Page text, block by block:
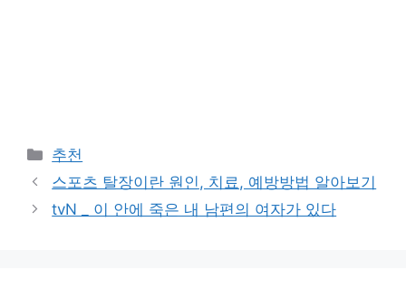
카
테
리
추천
스포츠 탈장이란 원인, 치료, 예방방법 알아보기
tvN _ 이 안에 죽은 내 남편의 여자가 있다